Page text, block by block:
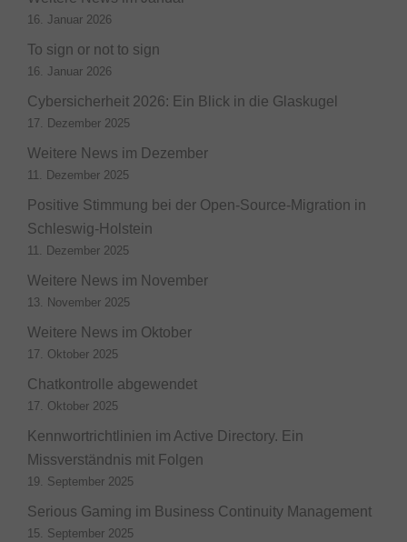
16. Januar 2026
To sign or not to sign
16. Januar 2026
Cybersicherheit 2026: Ein Blick in die Glaskugel
17. Dezember 2025
Weitere News im Dezember
11. Dezember 2025
Positive Stimmung bei der Open-Source-Migration in
Schleswig-Holstein
11. Dezember 2025
Weitere News im November
13. November 2025
Weitere News im Oktober
17. Oktober 2025
Chatkontrolle abgewendet
17. Oktober 2025
Kennwortrichtlinien im Active Directory. Ein
Missverständnis mit Folgen
19. September 2025
Serious Gaming im Business Continuity Management
15. September 2025